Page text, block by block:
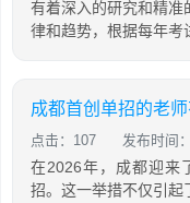
有着深入的研究和精准
律和趋势，根据每年考
成都首创单招的老
点击：107 发布时间
在2026年，成都迎
招。这一举措不仅引起